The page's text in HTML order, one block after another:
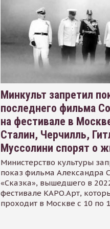
Минкульт запретил
последнего фильма
на фестивале в
Сталин, Черчилль,
Муссолини спорят о
Министерство культуры
показ фильма Александра
«Сказка», вышедшего в
фестивале КАРО.Арт,
проходит в Москве с 10 по